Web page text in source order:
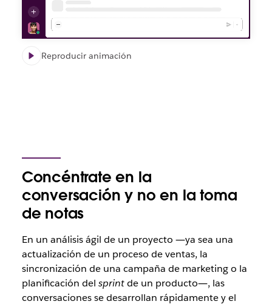
Reproducir animación
Concéntrate en la
conversación y no en la toma
de notas
En un análisis ágil de un proyecto ―ya sea una
actualización de un proceso de ventas, la
sincronización de una campaña de marketing o la
planificación del sprintde un producto―, las
conversaciones se desarrollan rápidamente y el